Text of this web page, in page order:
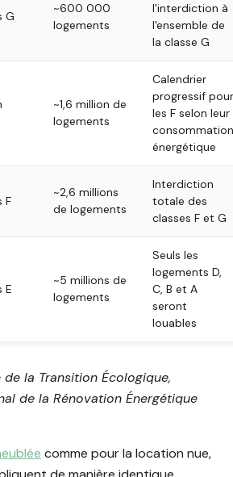
G
~600 000
logements
l'interdiction à
l'ensemble de
la classe G
~1,6 million de
logements
Calendrier
progressif pour
les F selon leur
consommation
énergétique
F
~2,6 millions
de logements
Interdiction
totale des
classes F et G
E
~5 millions de
logements
Seuls les
logements D,
C, B et A
seront
louables
la Transition Écologique,
de la Rénovation Énergétique
comme pour la location nue,